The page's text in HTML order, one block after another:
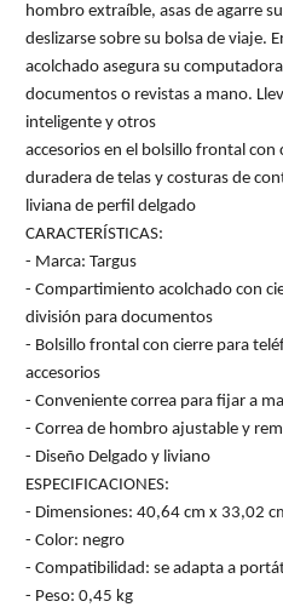
hombro extraíble, asas de agarre
deslizarse sobre su bolsa de viaje.
acolchado asegura su
documentos o revistas a mano.
inteligente y otros
accesorios en el bolsillo frontal
duradera de telas y costuras de
liviana de perfil delgado
CARACTERÍSTICAS:
- Marca: Targus
- Compartimiento acolchado con
división para documentos
- Bolsillo frontal con cierre para
accesorios
- Conveniente correa para fijar a
- Correa de hombro ajustable y
- Diseño Delgado y liviano
ESPECIFICACIONES:
- Dimensiones: 40,64 cm x 33,02
- Color: negro
- Compatibilidad: se adapta a
- Peso: 0,45 kg